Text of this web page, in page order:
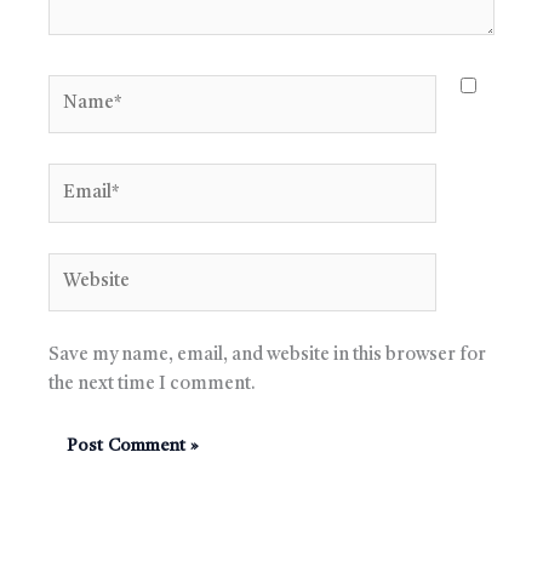
Save my name, email, and website in this browser for
the next time I comment.